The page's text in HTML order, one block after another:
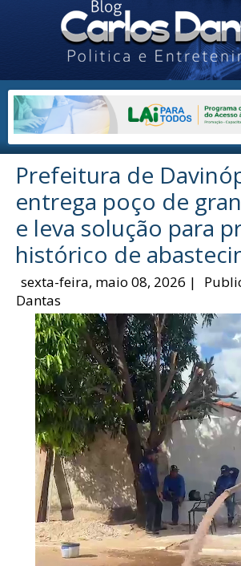
Prefeitura de
entrega poço de
e leva solução para
histórico de
sexta-feira, maio 08, 2026 |
Dantas